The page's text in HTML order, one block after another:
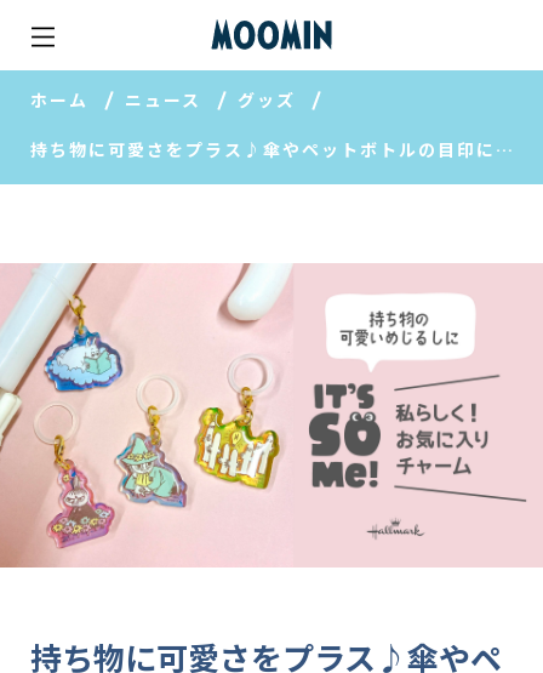
ホーム ニュース グッズ
持ち物に可愛さをプラス♪傘やペットボトルの目印になるムーミンのお気に入りチャーム登場
持ち物に可愛さをプラス♪傘やペ